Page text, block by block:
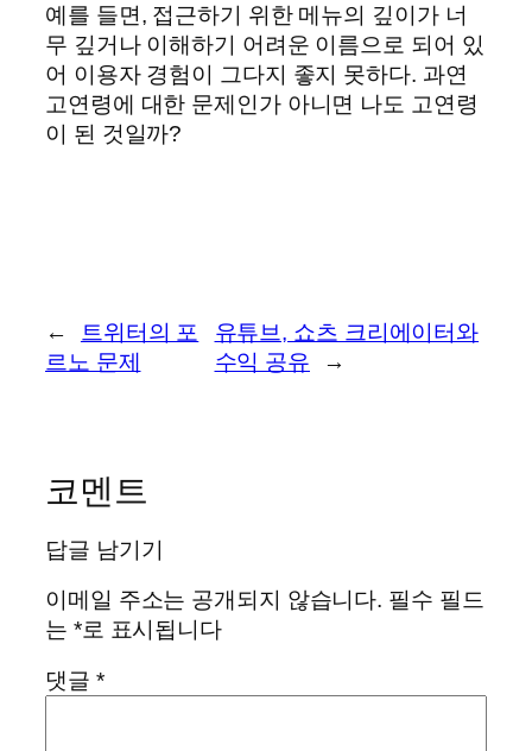
예를 들면, 접근하기 위한 메뉴의 깊이가 너
무 깊거나 이해하기 어려운 이름으로 되어 있
어 이용자 경험이 그다지 좋지 못하다. 과연
고연령에 대한 문제인가 아니면 나도 고연령
이 된 것일까?
←
트위터의 포
르노 문제
유튜브, 쇼츠 크리에이터와
수익 공유
→
코멘트
답글 남기기
이메일 주소는 공개되지 않습니다. 필수 필드
는 *로 표시됩니다
댓글 *